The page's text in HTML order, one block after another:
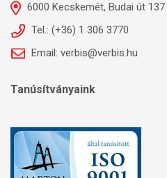
6000 Kecskemét, Budai út 137.
Tel.: (+36) 1 306 3770
Email: verbis@verbis.hu
Tanúsítványaink